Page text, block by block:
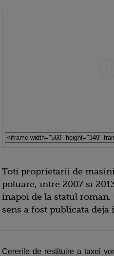
Toti proprietarii de
poluare, intre 2007 si
inapoi de la statul
sens a fost publicata
Cererile de restituire a taxei